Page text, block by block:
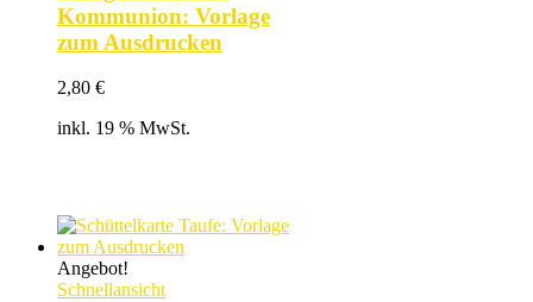
Kommunion: Vorlage
zum Ausdrucken
2,80 €
inkl. 19 % MwSt.
Angebot!
Schnellansicht